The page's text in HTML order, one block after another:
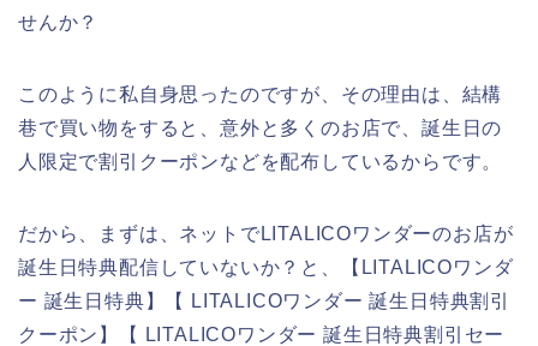
せんか？
このように私自身思ったのですが、その理由は、結構
巷で買い物をすると、意外と多くのお店で、誕生日の
人限定で割引クーポンなどを配布しているからです。
だから、まずは、ネットでLITALICOワンダーのお店が
誕生日特典配信していないか？と、【LITALICOワンダ
ー 誕生日特典】【 LITALICOワンダー 誕生日特典割引
クーポン】【 LITALICOワンダー 誕生日特典割引セー